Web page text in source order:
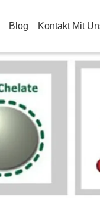
Blog Kontakt Mit